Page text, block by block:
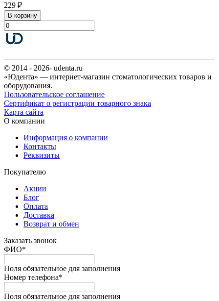
229 ₽
В корзину
© 2014 - 2026- udenta.ru
«Юдента» — интернет-магазин стоматологических товаров и
оборудования.
Пользовательское соглашение
Сертификат о регистрации товарного знака
Карта сайта
О компании
Информация о компании
Контакты
Реквизиты
Покупателю
Акции
Блог
Оплата
Доставка
Возврат и обмен
Заказать звонок
ФИО*
Поля обязательное для заполнения
Номер телефона*
Поля обязательное для заполнения